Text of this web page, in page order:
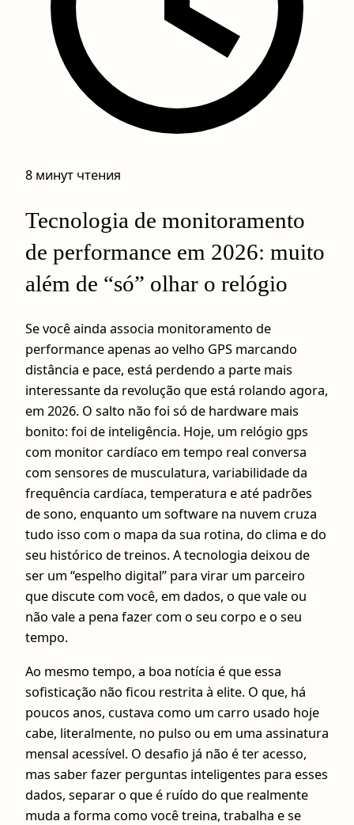
8 минут чтения
Tecnologia de monitoramento
de performance em 2026: muito
além de “só” olhar o relógio
Se você ainda associa monitoramento de
performance apenas ao velho GPS marcando
distância e pace, está perdendo a parte mais
interessante da revolução que está rolando agora,
em 2026. O salto não foi só de hardware mais
bonito: foi de inteligência. Hoje, um relógio gps
com monitor cardíaco em tempo real conversa
com sensores de musculatura, variabilidade da
frequência cardíaca, temperatura e até padrões
de sono, enquanto um software na nuvem cruza
tudo isso com o mapa da sua rotina, do clima e do
seu histórico de treinos. A tecnologia deixou de
ser um “espelho digital” para virar um parceiro
que discute com você, em dados, o que vale ou
não vale a pena fazer com o seu corpo e o seu
tempo.
Ao mesmo tempo, a boa notícia é que essa
sofisticação não ficou restrita à elite. O que, há
poucos anos, custava como um carro usado hoje
cabe, literalmente, no pulso ou em uma assinatura
mensal acessível. O desafio já não é ter acesso,
mas saber fazer perguntas inteligentes para esses
dados, separar o que é ruído do que realmente
muda a forma como você treina, trabalha e se